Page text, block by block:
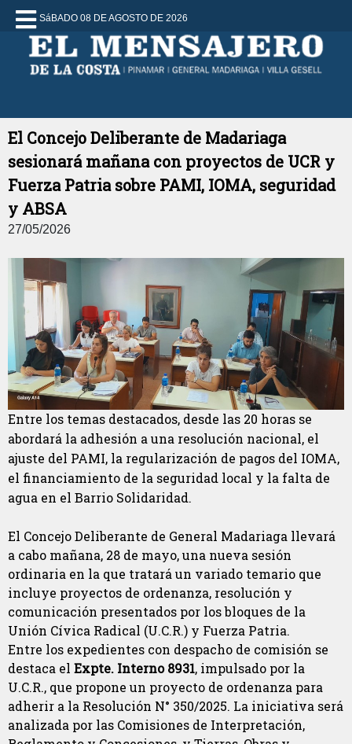
SáBADO 08 DE AGOSTO DE 2026
El Concejo Deliberante de Madariaga
sesionará mañana con proyectos de UCR y
Fuerza Patria sobre PAMI, IOMA, seguridad
y ABSA
27/05/2026
Entre los temas destacados, desde las 20 horas se
abordará la adhesión a una resolución nacional, el
ajuste del PAMI, la regularización de pagos del IOMA,
el financiamiento de la seguridad local y la falta de
agua en el Barrio Solidaridad.
El Concejo Deliberante de General Madariaga llevará
a cabo mañana, 28 de mayo, una nueva sesión
ordinaria en la que tratará un variado temario que
incluye proyectos de ordenanza, resolución y
comunicación presentados por los bloques de la
Unión Cívica Radical (U.C.R.) y Fuerza Patria.
Entre los expedientes con despacho de comisión se
destaca el Expte. Interno 8931, impulsado por la
U.C.R., que propone un proyecto de ordenanza para
adherir a la Resolución N° 350/2025. La iniciativa será
analizada por las Comisiones de Interpretación,